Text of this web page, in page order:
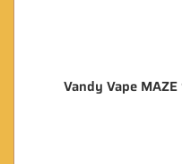
Vandy Vape